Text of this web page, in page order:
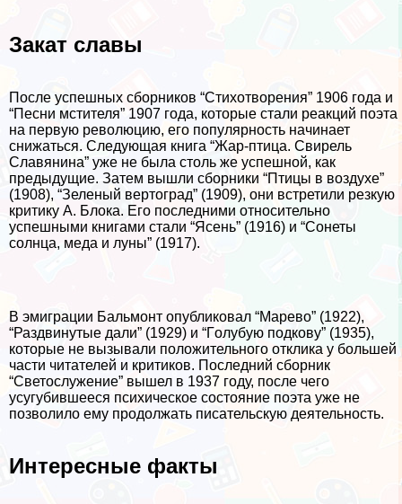
Закат славы
После успешных сборников “Стихотворения” 1906 года и
“Песни мстителя” 1907 года, которые стали реакций поэта
на первую революцию, его популярность начинает
снижаться. Следующая книга “Жар-птица. Свирель
Славянина” уже не была столь же успешной, как
предыдущие. Затем вышли сборники “Птицы в воздухе”
(1908), “Зеленый вертоград” (1909), они встретили резкую
критику А. Блока. Его последними относительно
успешными книгами стали “Ясень” (1916) и “Сонеты
солнца, меда и луны” (1917).
В эмиграции Бальмонт опубликовал “Марево” (1922),
“Раздвинутые дали” (1929) и “Гoлyбую подкову” (1935),
которые не вызывали положительного отклика у большей
части читателей и критиков. Последний сборник
“Светослужение” вышел в 1937 году, после чего
усугубившееся психическое состояние поэта уже не
позволило ему продолжать писательскую деятельность.
Интересные факты